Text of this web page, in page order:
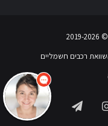
רכבים חשמליים
Instagram
Telegram
צריך עזרה? התחל